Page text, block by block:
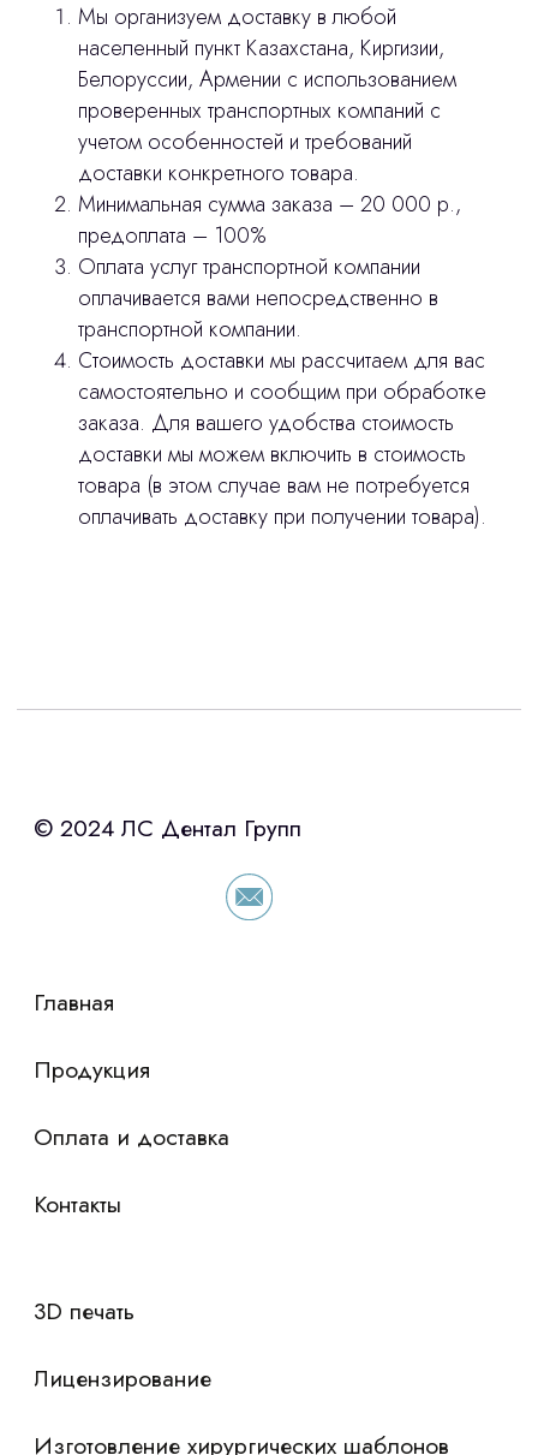
Мы организуем доставку в любой
населенный пункт Казахстана, Киргизии,
Белоруссии, Армении с использованием
проверенных транспортных компаний с
учетом особенностей и требований
доставки конкретного товара.
Минимальная сумма заказа – 20 000 р.,
предоплата – 100%
Оплата услуг транспортной компании
оплачивается вами непосредственно в
транспортной компании.
Стоимость доставки мы рассчитаем для вас
самостоятельно и сообщим при обработке
заказа. Для вашего удобства стоимость
доставки мы можем включить в стоимость
товара (в этом случае вам не потребуется
оплачивать доставку при получении товара).
Интересует лизинг?
«Уралпромлизинг» подберем выгодные
условия по лизингу оборудования,
просто оставьте контакты чтобы мы
сориентировали по условиям